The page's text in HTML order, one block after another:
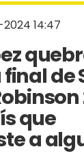
2024 14:47
de
que
a